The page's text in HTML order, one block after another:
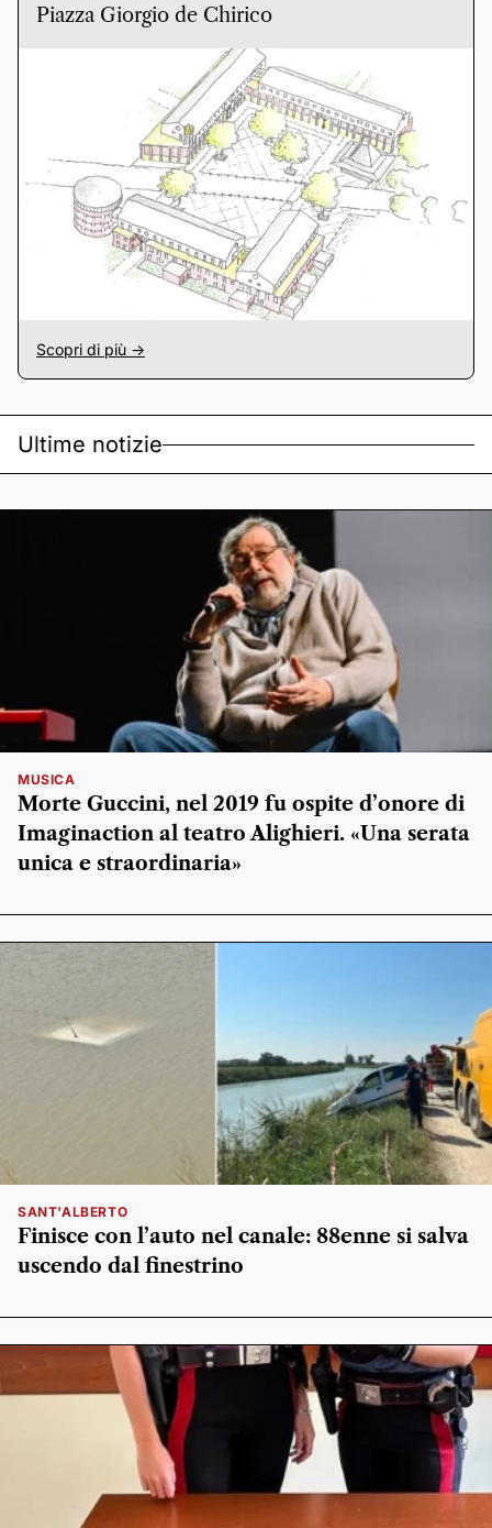
Piazza Giorgio de Chirico
Scopri di più ->
Ultime notizie
MUSICA
Morte Guccini, nel 2019 fu ospite d’onore di
Imaginaction al teatro Alighieri. «Una serata
unica e straordinaria»
SANT'ALBERTO
Finisce con l’auto nel canale: 88enne si salva
uscendo dal finestrino